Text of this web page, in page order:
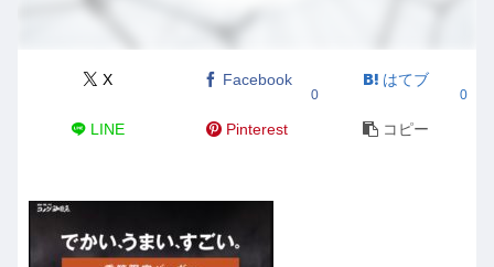
X Facebook
0
はてブ
0
LINE Pinterest コピー